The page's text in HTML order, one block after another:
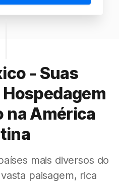
- Suas
na América
mais diversos do
paisagem, rica